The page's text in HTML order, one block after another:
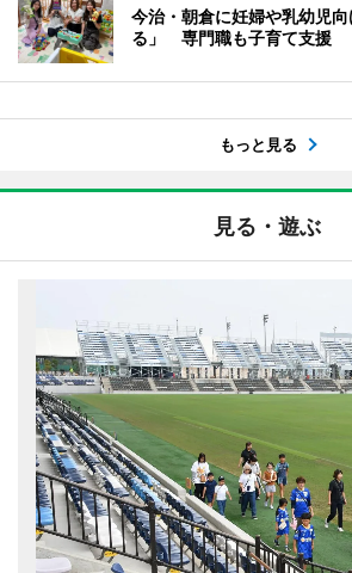
今治・朝倉に妊婦や乳幼児
る」 専門職も子育て支援
もっと見る
見る・遊ぶ